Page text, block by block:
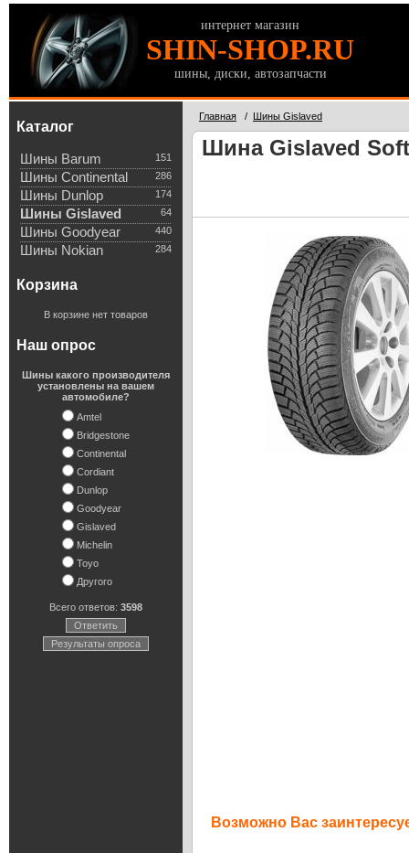
интернет магазин
SHIN-SHOP.RU
шины, диски, автозапчасти
Каталог
151
Шины Barum
286
Шины Continental
174
Шины Dunlop
64
Шины Gislaved
440
Шины Goodyear
284
Шины Nokian
Корзина
В корзине нет товаров
Наш опрос
Шины какого производителя
установлены на вашем
автомобиле?
Amtel
Bridgestone
Continental
Cordiant
Dunlop
Goodyear
Gislaved
Michelin
Toyo
Другого
Всего ответов: 3598
Ответить
Результаты опроса
Главная / Шины Gislaved
Шина Gislaved
Возможно Вас